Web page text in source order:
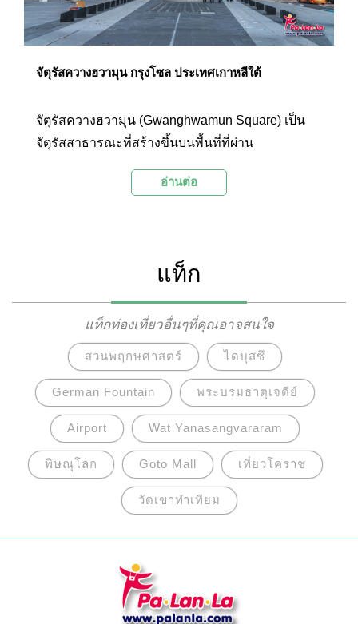
จัตุรัสควางฮวามุน กรุงโซล ประเทศเกาหลีใต้
จัตุรัสควางฮวามุน (Gwanghwamun Square) เป็น
จัตุรัสสาธารณะที่สร้างขึ้นบนพื้นที่ที่ผ่าน
จัตุรัสแห่งนี้ตั้งอยู่ที่ใจกลางของถนนเซจงโร โดดเด่น
ซานเป็นฉากหลัง พื้นที่บริเวณนี้เป็นพื้นที่สาธารณะที่
ผู้คนมาเดินเล่นพักผ่อนหย่อนใจและเป็นพื้นที่แสดง
ความคิดเห็นทางการเมืองของชาวเกาหลีอีกด้วย
อ่านต่อ
แท็ก
แท็กท่องเที่ยวอื่นๆที่คุณอาจสนใจ
สวนพฤกษศาสตร์ ไดบุสซึ
German Fountain พระบรมธาตุเจดีย์
Airport Wat Yanasangvararam
พิษณุโลก Goto Mall เที่ยวโคราช
วัดเขาทำเทียม